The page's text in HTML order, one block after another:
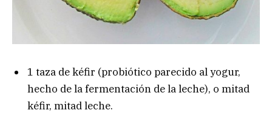
1 taza de kéfir (probiótico parecido al yogur,
hecho de la fermentación de la leche), o mitad
kéfir, mitad leche.